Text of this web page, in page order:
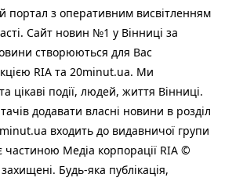
з оперативним висвітленням
Сайт новин №1 у Вінниці за
створюються для Вас
RIA та 20minut.ua. Ми
цікаві події, людей, життя Вінниці.
додавати власні новини в розділ
входить до видавничої групи
частиною Медіа корпорації RIA ©
Будь-яка публiкацiя,